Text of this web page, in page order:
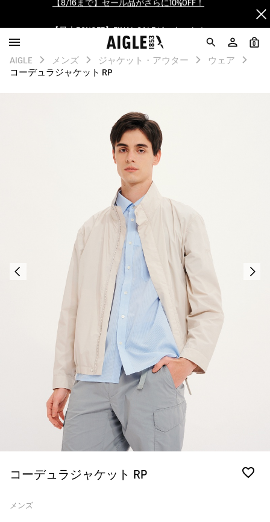
ログイン/会員登録で送料＆返品無料
AIGLE CLUB ポイントサービス終了のお知らせ
【最大50%OFF】FINAL SALEがスタート！
ログイン/会員登録で送料＆返品無料
AIGLE CLUB ポイントサービス終了のお知らせ
0
AIGLE メンズ ジャケット・アウター
ウェア
コーデュラジャケット RP
コーデュラジャケット RP
メンズ